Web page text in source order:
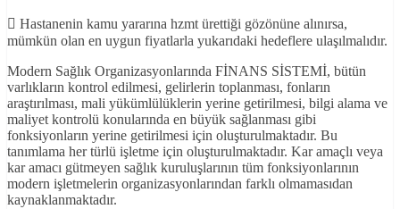
 Hastanenin kamu yararına hzmt ürettiği gözönüne alınırsa,
mümkün olan en uygun fiyatlarla yukarıdaki hedeflere ulaşılmalıdır.
Modern Sağlık Organizasyonlarında FİNANS SİSTEMİ, bütün
varlıkların kontrol edilmesi, gelirlerin toplanması, fonların
araştırılması, mali yükümlülüklerin yerine getirilmesi, bilgi alama ve
maliyet kontrolü konularında en büyük sağlanması gibi
fonksiyonların yerine getirilmesi için oluşturulmaktadır. Bu
tanımlama her türlü işletme için oluşturulmaktadır. Kar amaçlı veya
kar amacı gütmeyen sağlık kuruluşlarının tüm fonksiyonlarının
modern işletmelerin organizasyonlarından farklı olmamasıdan
kaynaklanmaktadır.